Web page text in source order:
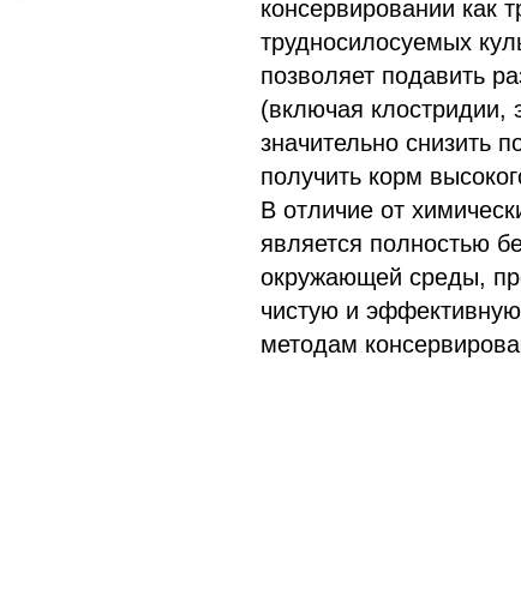
консервировании как
трудносилосуемых
позволяет подавить
(включая клостридии,
значительно снизить
получить корм
В отличие от
является полностью
окружающей среды,
чистую и
методам